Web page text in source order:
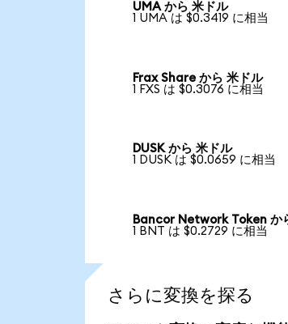
UMA から 米ドル
1 UMA は $0.3419 に相当
Frax Share から 米ドル
1 FXS は $0.3076 に相当
DUSK から 米ドル
1 DUSK は $0.0659 に相当
Bancor Network Token か
1 BNT は $0.2729 に相当
さらに変換を探る